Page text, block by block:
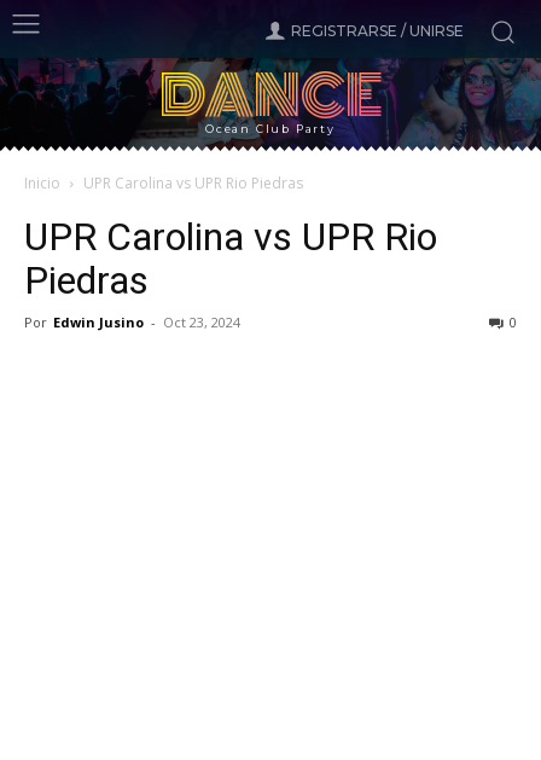
REGISTRARSE / UNIRSE
DANCE
Ocean Club Party
Inicio UPR Carolina vs UPR Rio Piedras
UPR Carolina vs UPR Rio
Piedras
Por Edwin Jusino - Oct 23, 2024 0